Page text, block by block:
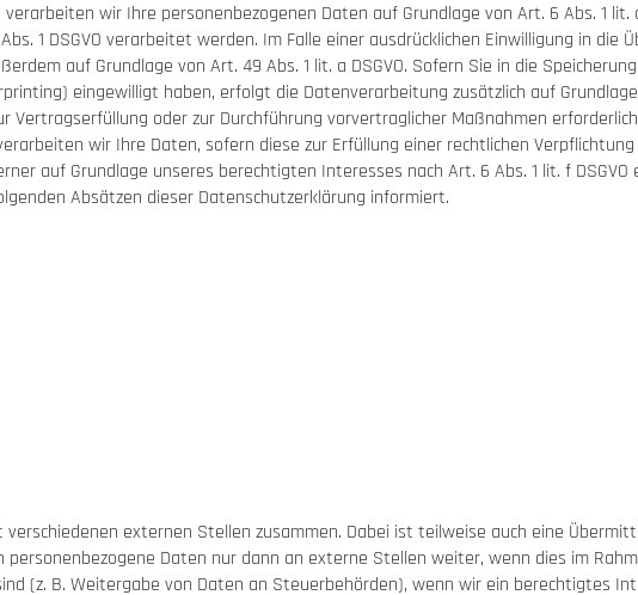
wir Ihre personenbezogenen Daten auf Grundlage von Art. 6 Abs. 1 lit.
1 DSGVO verarbeitet werden. Im Falle einer ausdrücklichen Einwilligung in die
auf Grundlage von Art. 49 Abs. 1 lit. a DSGVO. Sofern Sie in die
eingewilligt haben, erfolgt die Datenverarbeitung zusätzlich auf Grundlage
Vertragserfüllung oder zur Durchführung vorvertraglicher Maßnahmen
wir Ihre Daten, sofern diese zur Erfüllung einer rechtlichen
auf Grundlage unseres berechtigten Interesses nach Art. 6 Abs. 1 lit. f
Absätzen dieser Datenschutzerklärung informiert.
externen Stellen zusammen. Dabei ist teilweise auch eine
Daten nur dann an externe Stellen weiter, wenn dies im
(z. B. Weitergabe von Daten an Steuerbehörden), wenn wir ein berechtigtes